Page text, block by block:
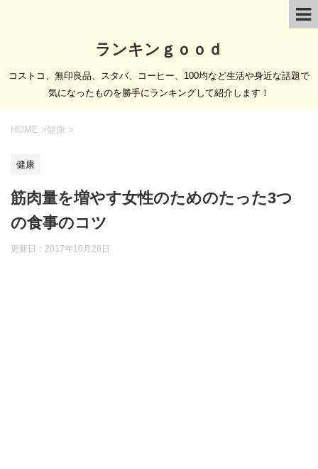
ランキンｇｏｏｄ
コストコ、無印良品、スタバ、コーヒー、100均など生活や身近な話題で
気になったものを勝手にランキングして紹介します！
HOME >健康 >
健康
筋肉量を増やす女性のためのたった3つ
の食事のコツ
更新日： 2017年10月26日